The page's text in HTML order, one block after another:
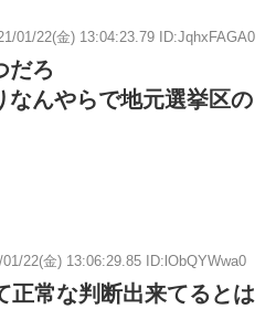
01/22(金) 13:04:23.79 ID:JqhxFAGA0
だろ
なんやらで地元選挙区の
01/22(金) 13:06:29.85 ID:lObQYWwa0
正常な判断出来てるとは